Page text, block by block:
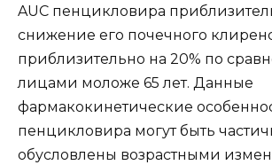
AUC пенцикловира
снижение его почечного
приблизительно на 20% по
лицами моложе 65 лет. Данные
фармакокинетические
пенцикловира могут быть
обусловлены возрастными